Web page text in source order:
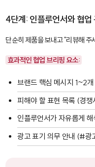
4단계: 인플루언서와 협업
단순히 제품을 보내고 "리뷰해 주
효과적인 협업 브리핑 요소:
브랜드 핵심 메시지 1~2
피해야 할 표현 목록 (경
인플루언서가 자유롭게
광고 표기 의무 안내 (#광